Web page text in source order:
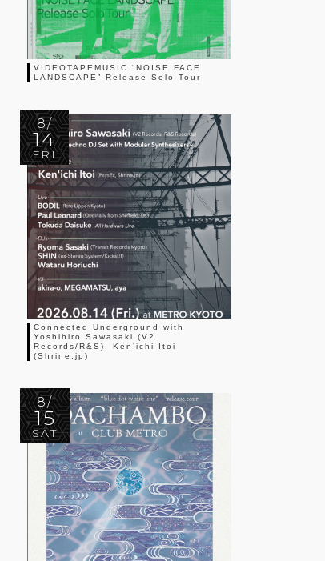
VIDEOTAPEMUSIC “NOISE FACE
LANDSCAPE” Release Solo Tour
8/
14
FRI
Connected Underground with
Yoshihiro Sawasaki (V2
Records/R&S), Ken’ichi Itoi
(Shrine.jp)
8/
15
SAT